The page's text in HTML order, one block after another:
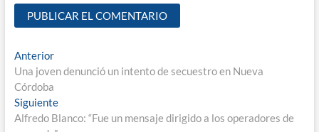
Anterior
Una joven denunció un intento de secuestro en Nueva
Córdoba
Siguiente
Alfredo Blanco: “Fue un mensaje dirigido a los operadores de